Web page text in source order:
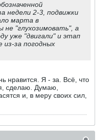
недели 2-3, подвижки
марта в
"глухозимовать", а
уже "двигали" и этап
из-за погодных
нравится. Я - за. Всё, что
сделаю. Думаю,
и, в меру своих сил,